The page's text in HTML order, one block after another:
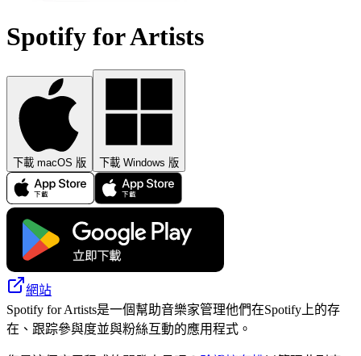
Spotify for Artists
下載 macOS 版 下載 Windows 版
網站
Spotify for Artists是一個幫助音樂家管理他們在Spotify上的存
在、跟踪參與度並與粉絲互動的應用程式。